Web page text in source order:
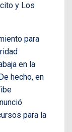
y Los
para
en la
hecho, en
para la